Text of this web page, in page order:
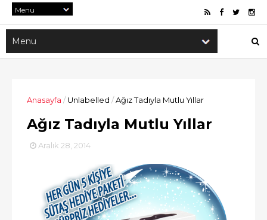
Anasayfa /Unlabelled /Ağız Tadıyla Mutlu Yıllar
Ağız Tadıyla Mutlu Yıllar
Aralık 28, 2014